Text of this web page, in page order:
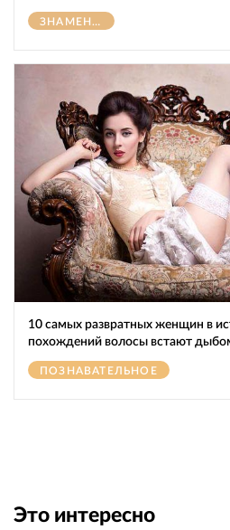
ЗНАМЕНИТОСТИ
10 самых развратных женщин в
похождений волосы встают
ПОЗНАВАТЕЛЬНОЕ
Это интересно